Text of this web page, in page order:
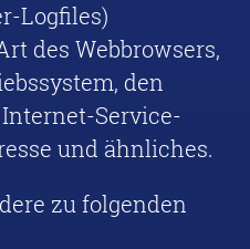
Logfiles)
des Webbrowsers,
den
Service-
und ähnliches.
zu folgenden